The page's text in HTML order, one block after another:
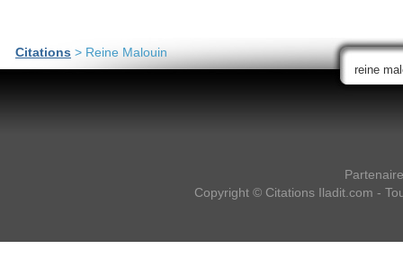
Citations > Reine Malouin
Copyright © Citations Iladit.com -